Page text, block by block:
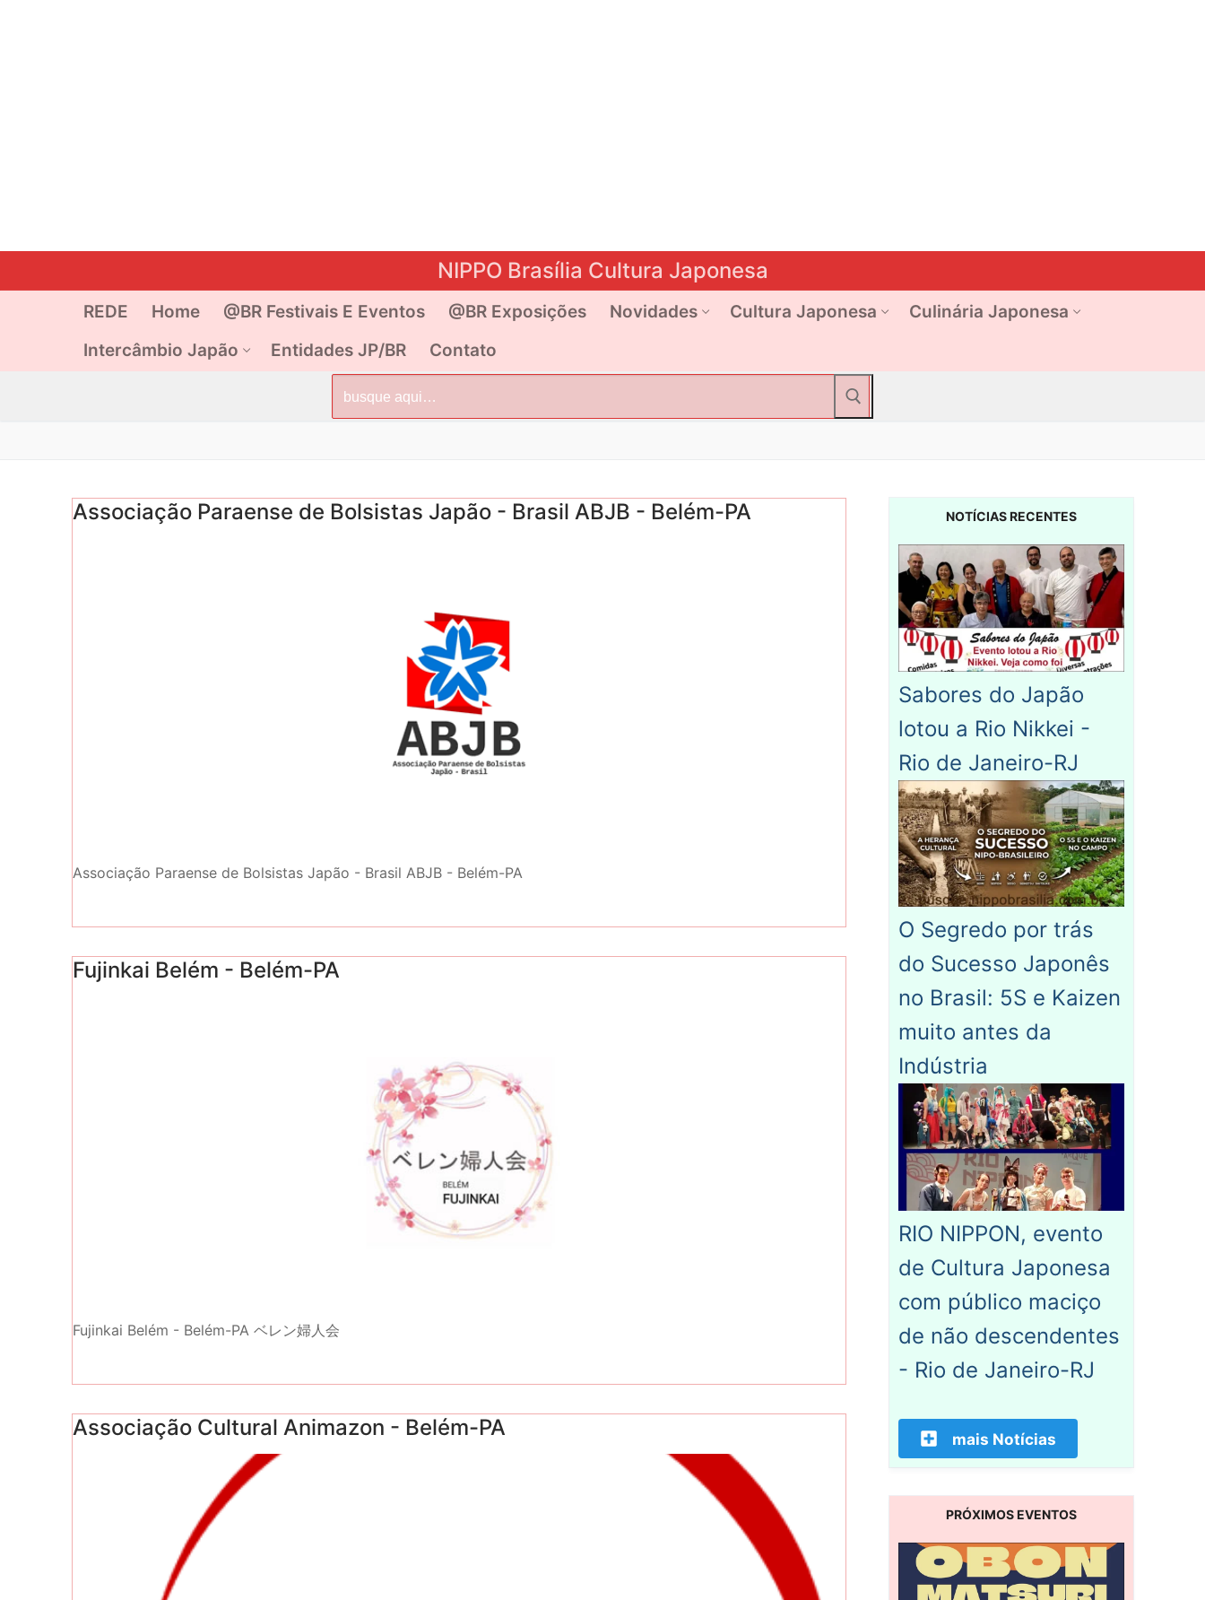
NIPPO Brasília Cultura Japonesa
REDE Home @BR Festivais E Eventos @BR Exposições Novidades Cultura Japonesa
Culinária Japonesa
Intercâmbio Japão
Entidades JP/BR Contato
por:
Associação Paraense de Bolsistas Japão - Brasil ABJB - Belém-PA
Associação Paraense de Bolsistas Japão - Brasil ABJB - Belém-PA
Fujinkai Belém - Belém-PA
Fujinkai Belém - Belém-PA ベレン婦人会
Associação Cultural Animazon - Belém-PA
NOTÍCIAS RECENTES
Sabores do Japão
lotou a Rio Nikkei -
Rio de Janeiro-RJ
O Segredo por trás
do Sucesso Japonês
no Brasil: 5S e Kaizen
muito antes da
Indústria
RIO NIPPON, evento
de Cultura Japonesa
com público maciço
de não descendentes
- Rio de Janeiro-RJ
mais Notícias
PRÓXIMOS EVENTOS